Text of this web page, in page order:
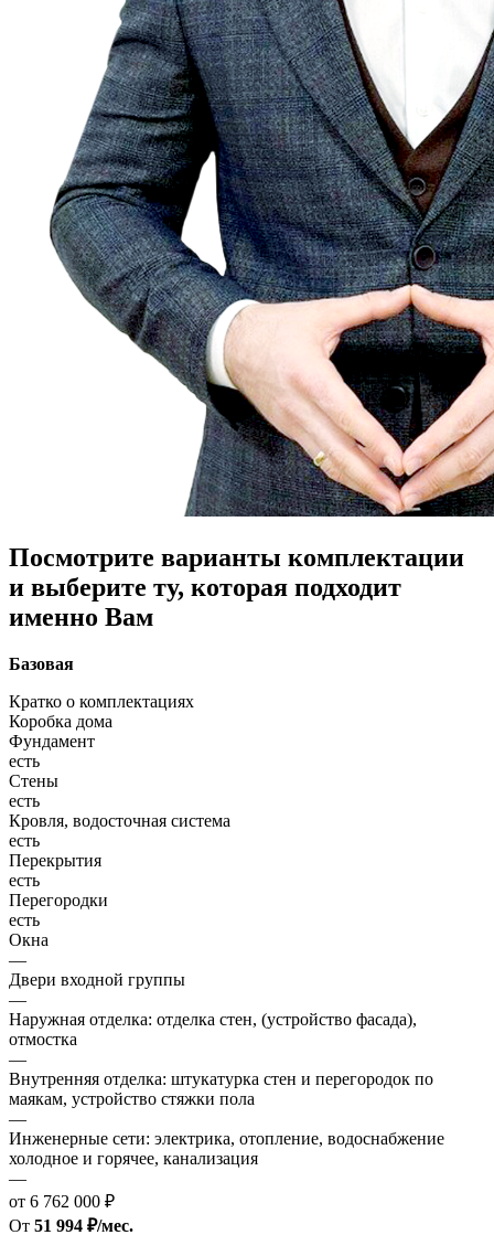
Посмотрите варианты комплектации
и выберите ту, которая подходит
именно Вам
Базовая
Кратко о комплектациях
Коробка дома
Фундамент
есть
Стены
есть
Кровля, водосточная система
есть
Перекрытия
есть
Перегородки
есть
Окна
—
Двери входной группы
—
Наружная отделка: отделка стен, (устройство фасада),
отмостка
—
Внутренняя отделка: штукатурка стен и перегородок по
маякам, устройство стяжки пола
—
Инженерные сети: электрика, отопление, водоснабжение
холодное и горячее, канализация
—
от 6 762 000 ₽
От 51 994 ₽/мес.